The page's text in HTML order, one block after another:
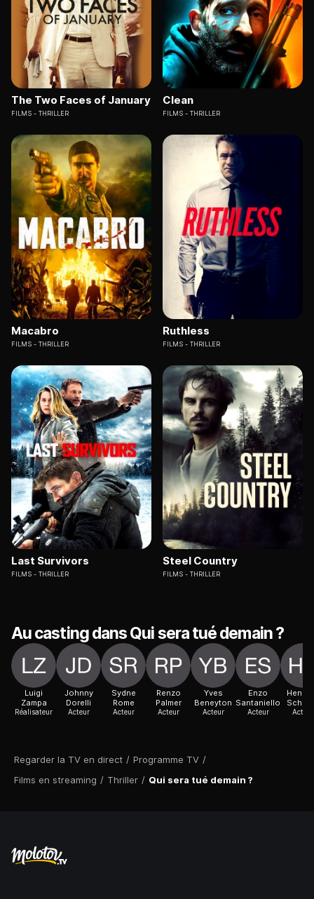
Regarder la TV en direct / Programme TV /
Films en streaming / Thriller / Qui sera tué demain ?
The Two Faces of January
FILMS THRILLER
Clean
FILMS THRILLER
Macabro
FILMS THRILLER
Ruthless
FILMS THRILLER
Last Survivors
FILMS THRILLER
Steel Country
FILMS THRILLER
Au casting dans Qui sera tué demain ?
Luigi
Zampa
Réalisateur
Johnny
Dorelli
Acteur
Sydne
Rome
Acteur
Renzo
Palmer
Acteur
Yves
Beneyton
Acteur
Enzo
Santaniello
Acteur Acteur